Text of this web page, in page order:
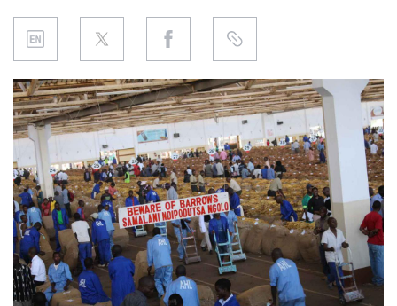
REGULACIÓN
CHINA
DATOS
EXPOSICIÓN
ENTREVISTA